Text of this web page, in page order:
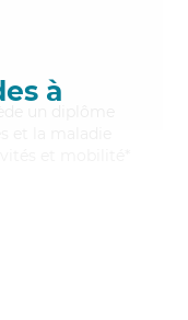
à
un diplôme
et la maladie